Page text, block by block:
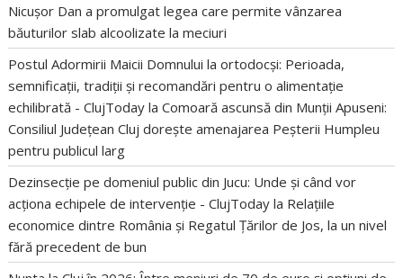
Nicușor Dan a promulgat legea care permite vânzarea
băuturilor slab alcoolizate la meciuri
Postul Adormirii Maicii Domnului la ortodocși: Perioada,
semnificații, tradiții și recomandări pentru o alimentație
echilibrată - ClujToday laComoară ascunsă din Munții Apuseni:
Consiliul Județean Cluj dorește amenajarea Peșterii Humpleu
pentru publicul larg
Dezinsecție pe domeniul public din Jucu: Unde și când vor
acționa echipele de intervenție - ClujToday la Relațiile
economice dintre România și Regatul Țărilor de Jos, la un nivel
fără precedent de bun